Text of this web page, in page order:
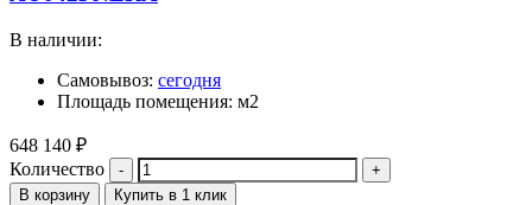
В наличии:
Самовывоз: сегодня
Площадь помещения: м2
648 140 ₽
Количество
В корзину Купить в 1 клик